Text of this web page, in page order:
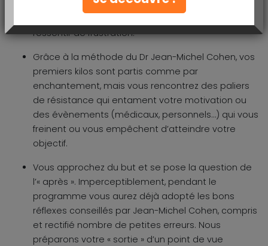
inévitables, l’important est de savoir les rattraper
ressentir de frustration.
Grâce à la méthode du Dr Jean-Michel Cohen, vos
premiers kilos sont partis comme par
enchantement, mais vous rencontrez des paliers
de résistance qui entament votre motivation ou
des évènements (médicaux, personnels…) qui vous
freinent ou vous empêchent d’atteindre votre
objectif.
Vous approchez du but et se pose la question de
l’« après ». Imperceptiblement, pendant le
programme vous aurez déjà adopté les bons
réflexes conseillés par Jean-Michel Cohen, compris
et rectifié nombre de petites erreurs. Nous
préparons votre « sortie » d’un point de vue